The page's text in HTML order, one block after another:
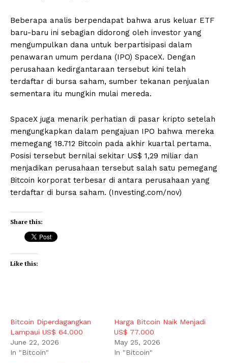
Beberapa analis berpendapat bahwa arus keluar ETF
baru-baru ini sebagian didorong oleh investor yang
mengumpulkan dana untuk berpartisipasi dalam
penawaran umum perdana (IPO) SpaceX. Dengan
perusahaan kedirgantaraan tersebut kini telah
terdaftar di bursa saham, sumber tekanan penjualan
sementara itu mungkin mulai mereda.
SpaceX juga menarik perhatian di pasar kripto setelah
mengungkapkan dalam pengajuan IPO bahwa mereka
memegang 18.712 Bitcoin pada akhir kuartal pertama.
Posisi tersebut bernilai sekitar US$ 1,29 miliar dan
menjadikan perusahaan tersebut salah satu pemegang
Bitcoin korporat terbesar di antara perusahaan yang
terdaftar di bursa saham. (Investing.com/nov)
Share this:
Like this:
Bitcoin Diperdagangkan
Lampaui US$ 64.000
June 22, 2026
In "Bitcoin"
Harga Bitcoin Naik Menjadi
US$ 77.000
May 25, 2026
In "Bitcoin"